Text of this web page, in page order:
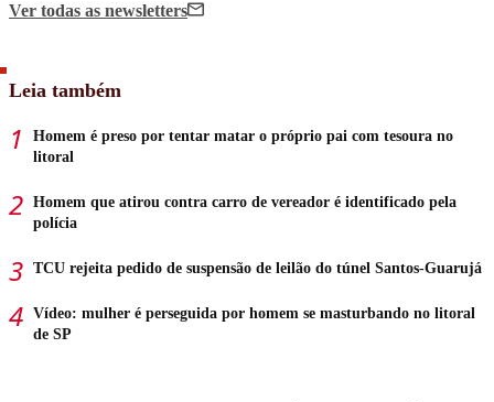
Ver todas as newsletters
Leia também
Homem é preso por tentar matar o próprio pai com tesoura no
litoral
Homem que atirou contra carro de vereador é identificado pela
polícia
TCU rejeita pedido de suspensão de leilão do túnel Santos-Guarujá
Vídeo: mulher é perseguida por homem se masturbando no litoral
de SP